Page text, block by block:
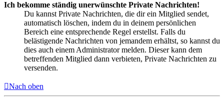
Ich bekomme ständig unerwünschte Private Nachrichten!
Du kannst Private Nachrichten, die dir ein Mitglied sendet,
automatisch löschen, indem du in deinem persönlichen
Bereich eine entsprechende Regel erstellst. Falls du
belästigende Nachrichten von jemandem erhältst, so kannst du
dies auch einem Administrator melden. Dieser kann dem
betreffenden Mitglied dann verbieten, Private Nachrichten zu
versenden.
Nach oben